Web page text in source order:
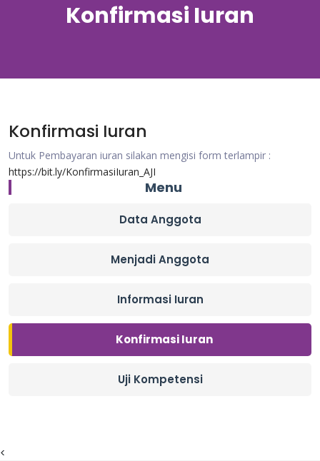
Konfirmasi Iuran
Konfirmasi Iuran
Untuk Pembayaran iuran silakan mengisi form terlampir :
https://bit.ly/KonfirmasiIuran_AJI
Menu
Data Anggota
Menjadi Anggota
Informasi Iuran
Konfirmasi Iuran
Uji Kompetensi
<